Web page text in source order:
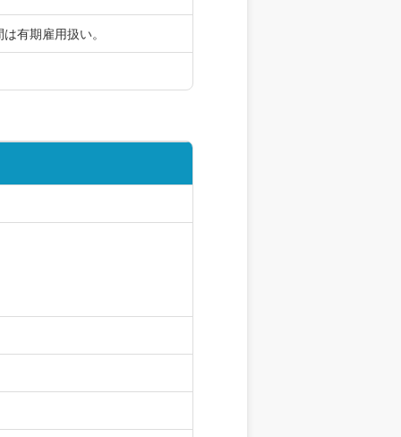
有期雇用扱い。